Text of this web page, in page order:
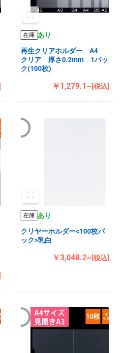
在庫 あり
再生クリアホルダー A4
クリア 厚さ0.2mm 1パッ
ク(100枚)
￥1,279.1~[税込]
在庫 あり
クリヤーホルダー<100枚パ
ック>乳白
￥3,048.2~[税込]